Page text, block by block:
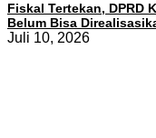
Fiskal Tertekan, DPRD
Belum Bisa
Juli 10, 2026